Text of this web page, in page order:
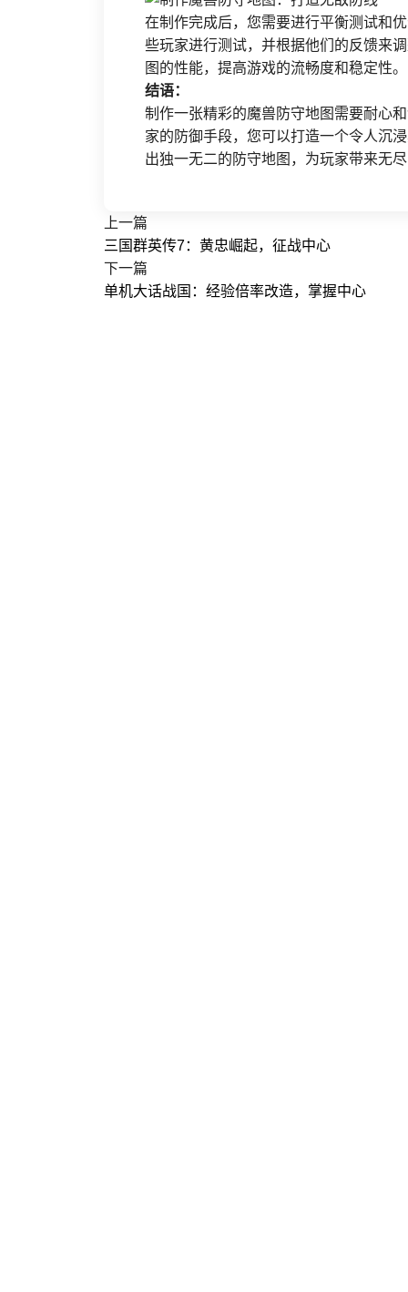
在制作完成后，您需要进行平衡测试和
些玩家进行测试，并根据他们的反馈来
图的性能，提高游戏的流畅度和稳定性。
结语：
制作一张精彩的魔兽防守地图需要耐心
家的防御手段，您可以打造一个令人沉
出独一无二的防守地图，为玩家带来无
上一篇
三国群英传7：黄忠崛起，征战中心
下一篇
单机大话战国：经验倍率改造，掌握中心